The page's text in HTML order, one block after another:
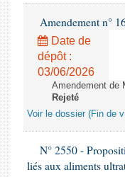
Amendement n°
Date de
dépôt :
03/06/2026
Amendement de
Rejeté
Voir le dossier (Fin de
N° 2550 -
liés aux aliments